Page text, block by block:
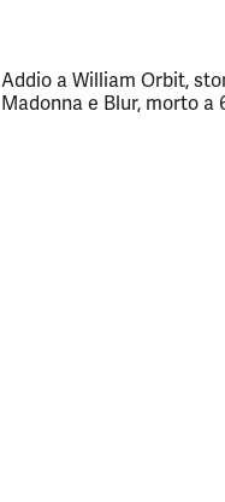
Addio a William Orbit,
Madonna e Blur, morto a